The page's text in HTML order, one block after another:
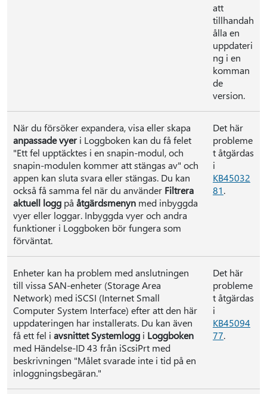
att
tillhandah
ålla en
uppdateri
ng i en
komman
de
version.
När du försöker expandera, visa eller skapa
anpassade vyeri Loggboken kan du få felet
"Ett fel upptäcktes i en snapin-modul, och
snapin-modulen kommer att stängas av" och
appen kan sluta svara eller stängas. Du kan
också få samma fel när du använder Filtrera
aktuell logg på åtgärdsmenyn med inbyggda
vyer eller loggar. Inbyggda vyer och andra
funktioner i Loggboken bör fungera som
förväntat.
Det här
probleme
t åtgärdas
i
KB45032
81.
Enheter kan ha problem med anslutningen
till vissa SAN-enheter (Storage Area
Network) med iSCSI (Internet Small
Computer System Interface) efter att den här
uppdateringen har installerats. Du kan även
få ett fel i avsnittet Systemlogg i Loggboken
med Händelse-ID 43 från iScsiPrt med
beskrivningen "Målet svarade inte i tid på en
inloggningsbegäran."
Det här
probleme
t åtgärdas
i
KB45094
77.